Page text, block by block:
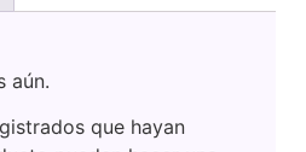
aún.
que hayan